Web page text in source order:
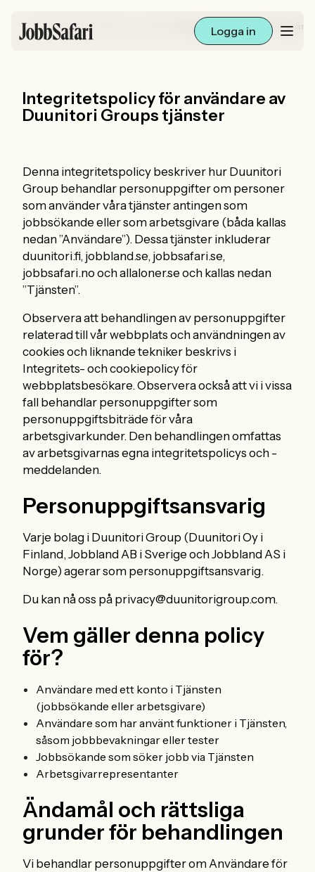
Logga in
Arbetsliv och karriär
Skapa annons
Sök med AI
Ny här? Skapa konto
Jobbsafari/Integritet och villkor Integritetspolicy för
Integritetspolicy för användare av
Duunitori Groups tjänster
Denna integritetspolicy beskriver hur Duunitori
Group behandlar personuppgifter om personer
som använder våra tjänster antingen som
jobbsökande eller som arbetsgivare (båda kallas
nedan ”Användare”). Dessa tjänster inkluderar
duunitori.fi, jobbland.se, jobbsafari.se,
jobbsafari.no och allaloner.se och kallas nedan
”Tjänsten”.
Observera att behandlingen av personuppgifter
relaterad till vår webbplats och användningen av
cookies och liknande tekniker beskrivs i
Integritets- och cookiepolicy för
webbplatsbesökare. Observera också att vi i vissa
fall behandlar personuppgifter som
personuppgiftsbiträde för våra
arbetsgivarkunder. Den behandlingen omfattas
av arbetsgivarnas egna integritetspolicys och -
meddelanden.
Personuppgiftsansvarig
Varje bolag i Duunitori Group (Duunitori Oy i
Finland, Jobbland AB i Sverige och Jobbland AS i
Norge) agerar som personuppgiftsansvarig.
Du kan nå oss på privacy@duunitorigroup.com.
Vem gäller denna policy
för?
Användare med ett konto i Tjänsten
(jobbsökande eller arbetsgivare)
Användare som har använt funktioner i Tjänsten,
såsom jobbbevakningar eller tester
Jobbsökande som söker jobb via Tjänsten
Arbetsgivarrepresentanter
Ändamål och rättsliga
grunder för behandlingen
Vi behandlar personuppgifter om Användare för